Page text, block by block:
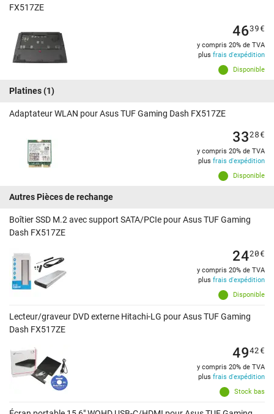
FX517ZE
Disponible
4639€
y compris 20% de TVA
plus frais d'expédition
Platines(1)
Adaptateur WLAN pour Asus TUF Gaming Dash FX517ZE
Disponible
3328€
y compris 20% de TVA
plus frais d'expédition
Autres Pièces de rechange
Boîtier SSD M.2 avec support SATA/PCIe pour Asus TUF Gaming
Dash FX517ZE
Disponible
2420€
y compris 20% de TVA
plus frais d'expédition
Lecteur/graveur DVD externe Hitachi-LG pour Asus TUF Gaming
Dash FX517ZE
Stock bas
4942€
y compris 20% de TVA
plus frais d'expédition